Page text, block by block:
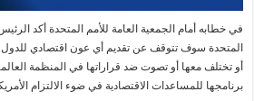
في خطابه أمام الجمعية العامة للأمم المتحدة أكد الرئيس
المتحدة سوف تتوقف عن تقديم أي عون اقتصادي للدول
أو تختلف معها أو تصوت ضد قراراتها في المنظمة
برنامجها للمساعدات الاقتصادية في ضوء الالتزام